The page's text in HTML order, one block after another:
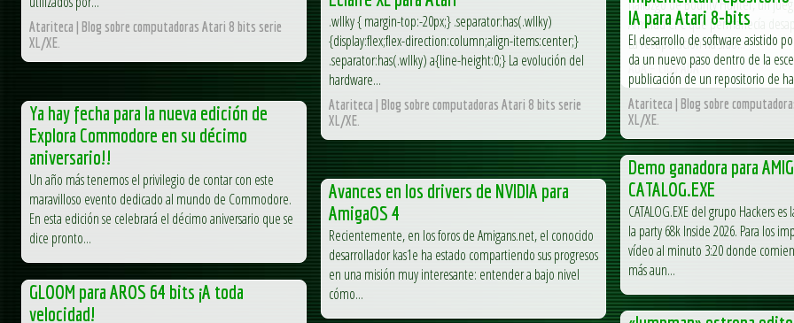
hallazgo de Bounty Hunter, un
Amstrad CPC que permanecía
La recuperación ha sido...
AUA – Club AUA
Atariteca | Blog sobre computadoras Atari 8 bits serie
XL/XE.
.wllky { margin-top:-20px;} .separator:has(.wllky)
{display:flex;flex-direction:column;align-items:center;}
.separator:has(.wllky) a{line-height:0;} La evolución del
hardware...
Atariteca | Blog sobre computadoras Atari 8 bits serie
XL/XE.
IA para Atari 8-bits
El desarrollo de software asistido
da un nuevo paso dentro de la
publicación de un repositorio de
Atariteca | Blog sobre
XL/XE.
Ya hay fecha para la nueva edición de
Explora Commodore en su décimo
aniversario!!
Un año más tenemos el privilegio de contar con este
maravilloso evento dedicado al mundo de Commodore.
En esta edición se celebrará el décimo aniversario que se
dice pronto...
Demo ganadora para
CATALOG.EXE
CATALOG.EXE del grupo Hackers
la party 68k Inside 2026. Para los
vídeo al minuto 3:20 donde
más aun...
Avances en los drivers de NVIDIA para
AmigaOS 4
Recientemente, en los foros de Amigans.net, el conocido
desarrollador kas1e ha estado compartiendo sus progresos
en una misión muy interesante: entender a bajo nivel
cómo...
GLOOM para AROS 64 bits ¡A toda
velocidad!